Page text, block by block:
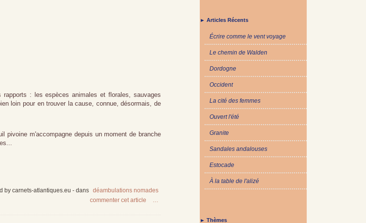
: les espèces animales et florales, sauvages
loin pour en trouver la cause, connue, désormais, de
pivoine m'accompagne depuis un moment de branche
by carnets-atlantiques.eu - dans déambulations nomades
commenter cet article
…
► Articles Récents
Écrire comme le vent voyage
Le chemin de Walden
Dordogne
Occident
La cité des femmes
Ouvert l'été
Granite
Sandales andalouses
Estocade
À la table de l'alizé
► Thèmes